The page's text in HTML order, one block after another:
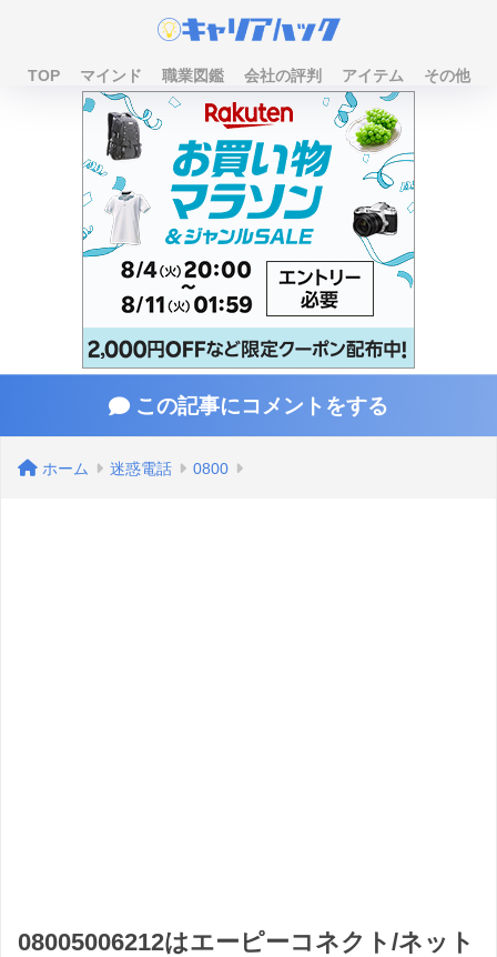
TOP マインド 職業図鑑 会社の評判 アイテム その他
この記事にコメントをする
ホーム 迷惑電話 0800
08005006212はエーピーコネクト/ネット